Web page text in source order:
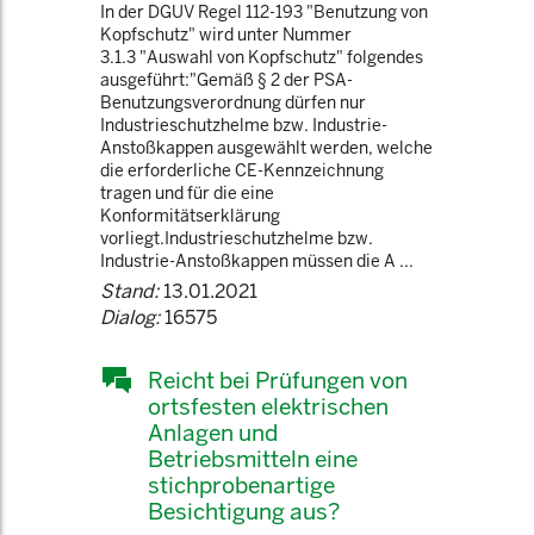
In der DGUV Regel 112-193 "Benutzung von
Kopfschutz" wird unter Nummer
3.1.3 "Auswahl von Kopfschutz" folgendes
ausgeführt:"Gemäß § 2 der PSA-
Benutzungsverordnung dürfen nur
Industrieschutzhelme bzw. Industrie-
Anstoßkappen ausgewählt werden, welche
die erforderliche CE-Kennzeichnung
tragen und für die eine
Konformitätserklärung
vorliegt.Industrieschutzhelme bzw.
Industrie-Anstoßkappen müssen die A ...
Stand:13.01.2021
Dialog:16575
Reicht bei Prüfungen von
ortsfesten elektrischen
Anlagen und
Betriebsmitteln eine
stichprobenartige
Besichtigung aus?